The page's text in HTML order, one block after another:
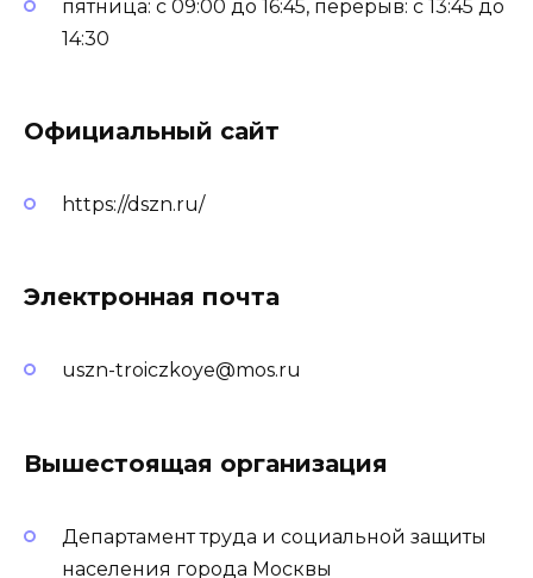
пятница: с 09:00 до 16:45, перерыв: с 13:45 до
14:30
Официальный сайт
https://dszn.ru/
Электронная почта
uszn-troiczkoye@mos.ru
Вышестоящая организация
Департамент труда и социальной защиты
населения города Москвы